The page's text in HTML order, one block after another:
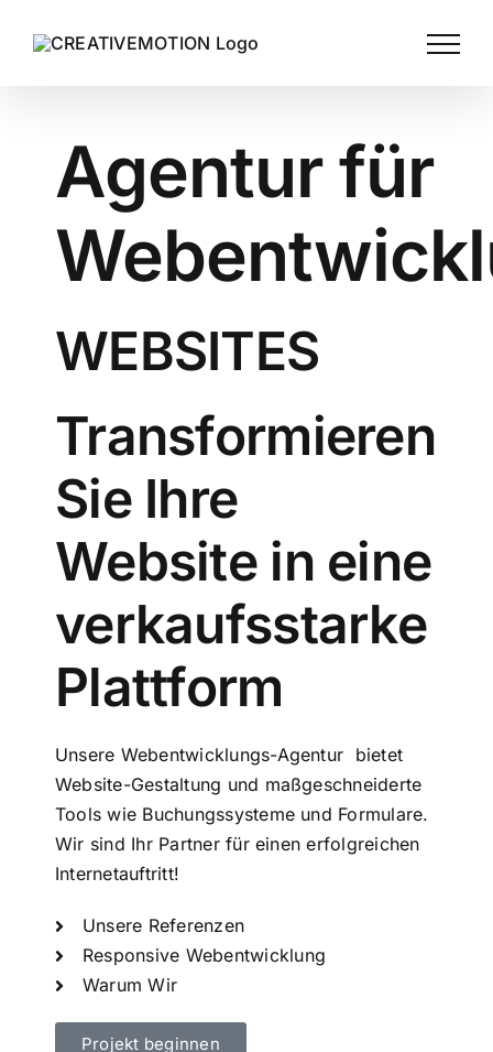
Agentur für
WEBSITES
Transformieren
Sie Ihre
Website in eine
verkaufsstarke
Plattform
Unsere Webentwicklungs-Agentur bietet
Website-Gestaltung und maßgeschneiderte
Tools wie Buchungssysteme und Formulare.
Wir sind Ihr Partner für einen erfolgreichen
Internetauftritt!
Unsere Referenzen
Responsive Webentwicklung
Warum Wir
Projekt beginnen